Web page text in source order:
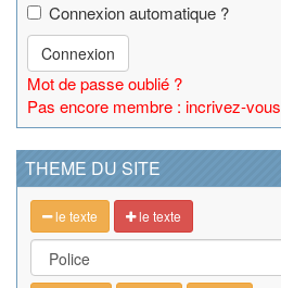
Connexion automatique ?
Connexion
Mot de passe oublié ?
Pas encore membre : incrivez-vous
THEME DU SITE
le texte le texte